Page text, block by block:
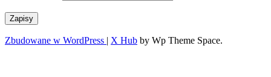
Zapisy
Zbudowane w WordPress | X Hub by Wp Theme Space.